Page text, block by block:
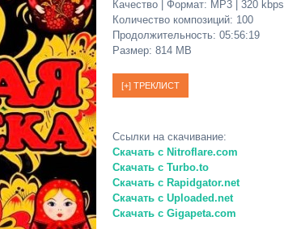
Качество | Формат: MP3 | 320 kbps
Количество композиций: 100
Продолжительность: 05:56:19
Размер: 814 MB
Ссылки на скачивание:
Скачать с Nitroflare.com
Скачать с Turbo.to
Скачать с Rapidgator.net
Скачать с Uploaded.net
Скачать с Gigapeta.com